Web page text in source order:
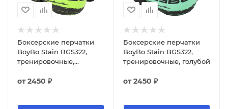
Боксерские перчатки
BoyBo Stain BGS322,
тренировочные,
от2450 ₽
Боксерские перчатки
BoyBo Stain BGS322,
тренировочные, голубой
от2450 ₽